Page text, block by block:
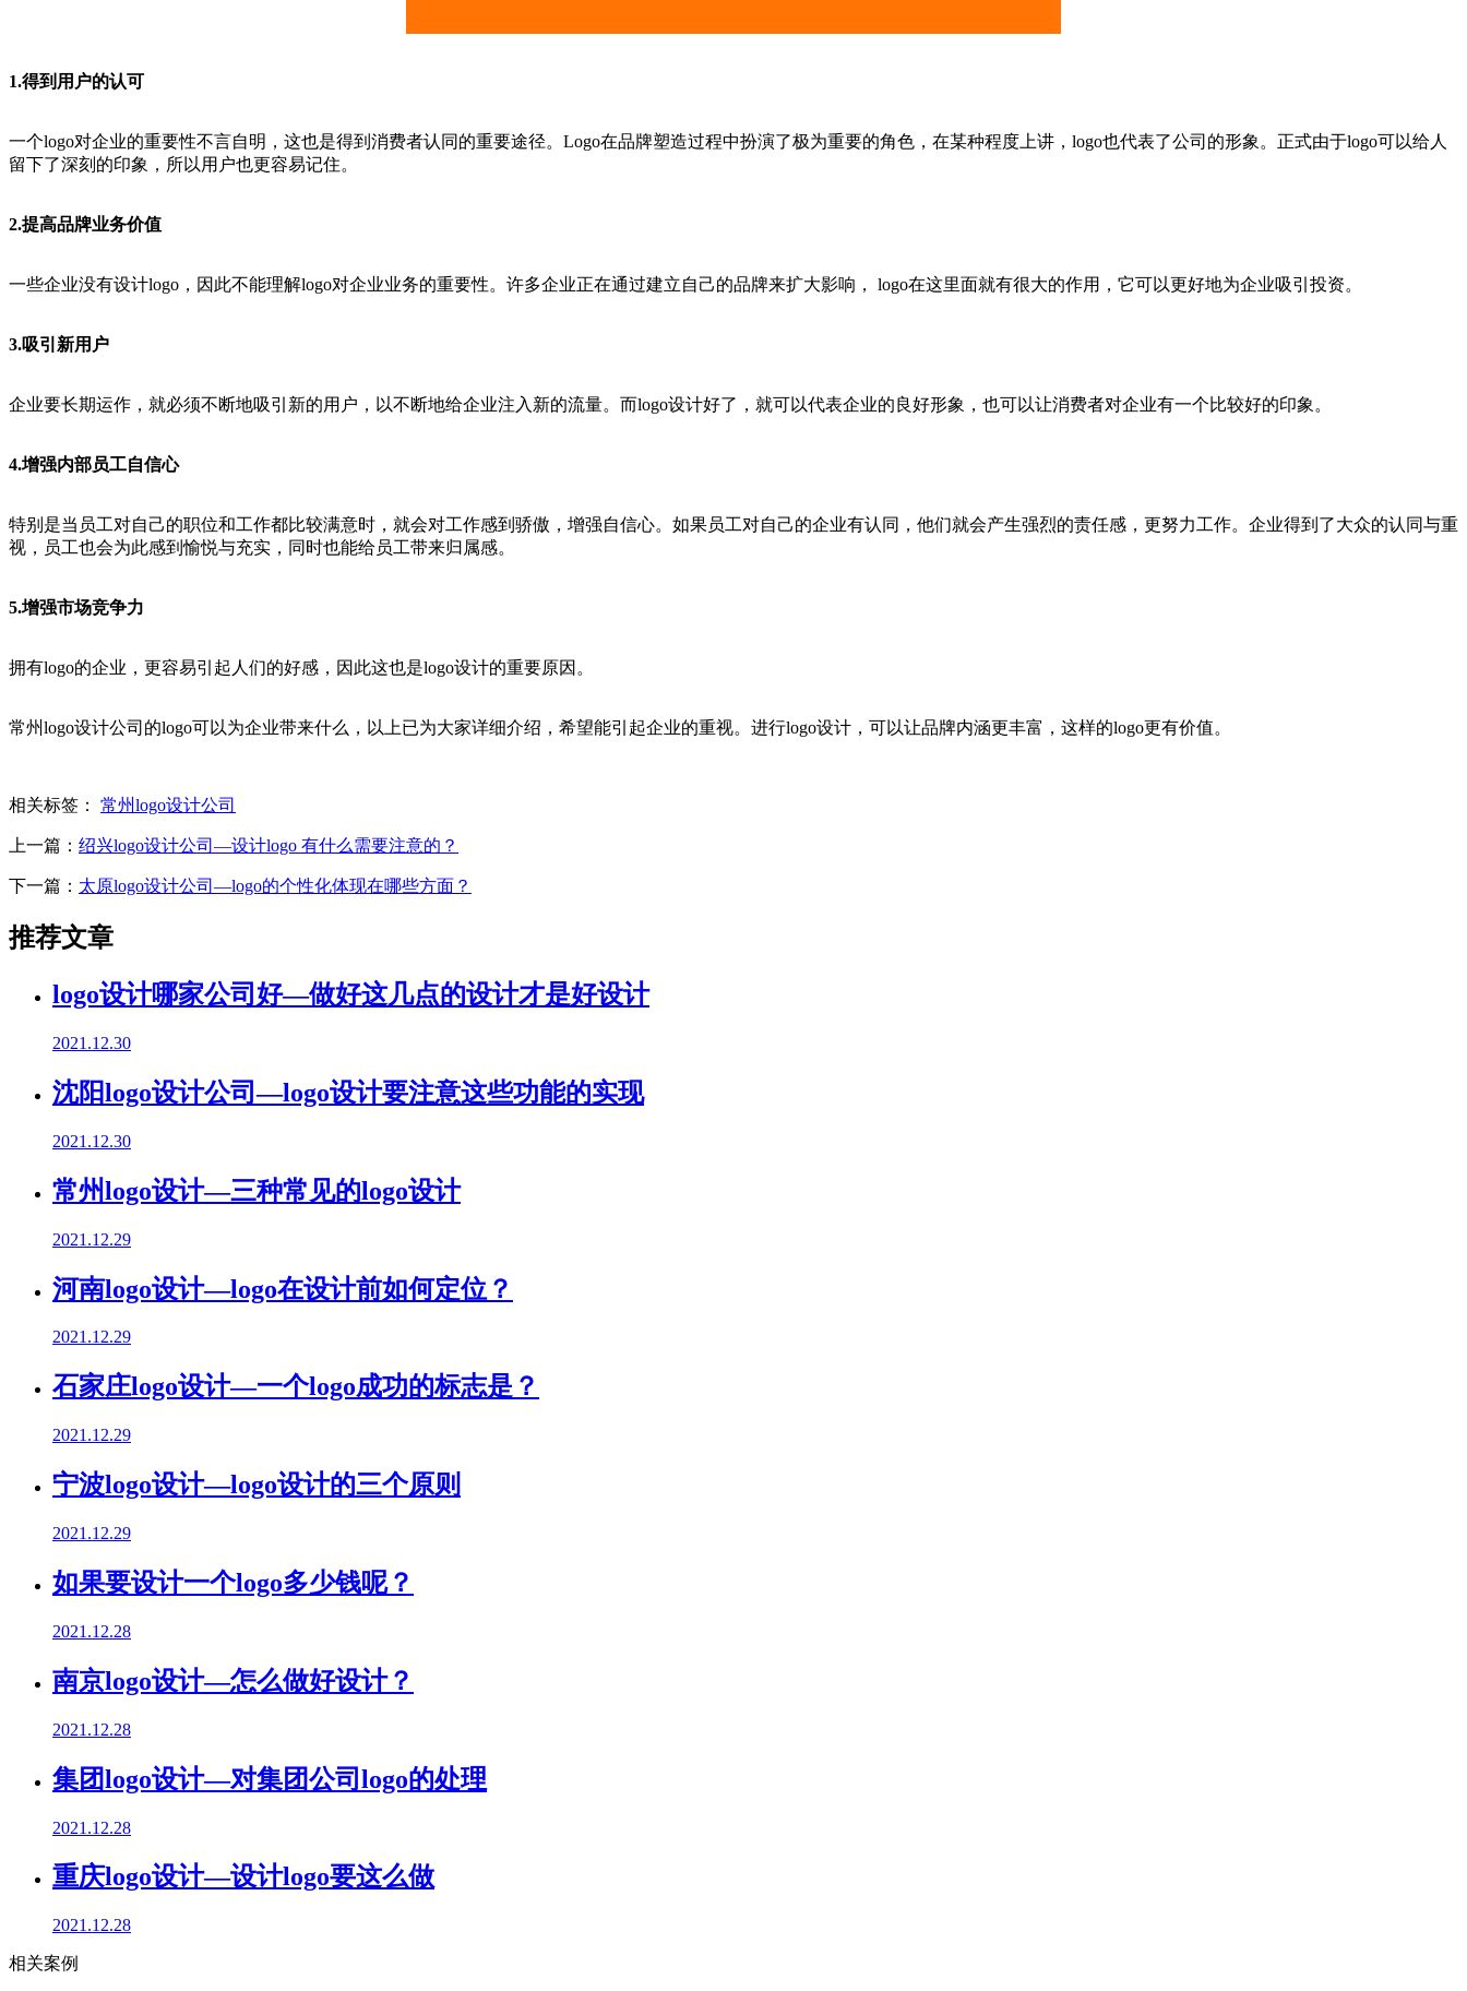
1.得到用户的认可
一个logo对企业的重要性不言自明，这也是得到消费者认同的重要途径。Logo在品牌塑造过程中扮演了极为重要的角色，在某种程度上讲，logo也代表了公司的形象。正式由于logo可以给人
留下了深刻的印象，所以用户也更容易记住。
2.提高品牌业务价值
一些企业没有设计logo，因此不能理解logo对企业业务的重要性。许多企业正在通过建立自己的品牌来扩大影响， logo在这里面就有很大的作用，它可以更好地为企业吸引投资。
3.吸引新用户
企业要长期运作，就必须不断地吸引新的用户，以不断地给企业注入新的流量。而logo设计好了，就可以代表企业的良好形象，也可以让消费者对企业有一个比较好的印象。
4.增强内部员工自信心
特别是当员工对自己的职位和工作都比较满意时，就会对工作感到骄傲，增强自信心。如果员工对自己的企业有认同，他们就会产生强烈的责任感，更努力工作。企业得到了大众的认同与重
视，员工也会为此感到愉悦与充实，同时也能给员工带来归属感。
5.增强市场竞争力
拥有logo的企业，更容易引起人们的好感，因此这也是logo设计的重要原因。
常州logo设计公司的logo可以为企业带来什么，以上已为大家详细介绍，希望能引起企业的重视。进行logo设计，可以让品牌内涵更丰富，这样的logo更有价值。
相关标签： 常州logo设计公司
上一篇： 绍兴logo设计公司—设计logo 有什么需要注意的？
下一篇： 太原logo设计公司—logo的个性化体现在哪些方面？
推荐文章
logo设计哪家公司好—做好这几点的设计才是好设计
2021.12.30
沈阳logo设计公司—logo设计要注意这些功能的实现
2021.12.30
常州logo设计—三种常见的logo设计
2021.12.29
河南logo设计—logo在设计前如何定位？
2021.12.29
石家庄logo设计—一个logo成功的标志是？
2021.12.29
宁波logo设计—logo设计的三个原则
2021.12.29
如果要设计一个logo多少钱呢？
2021.12.28
南京logo设计—怎么做好设计？
2021.12.28
集团logo设计—对集团公司logo的处理
2021.12.28
重庆logo设计—设计logo要这么做
2021.12.28
相关案例